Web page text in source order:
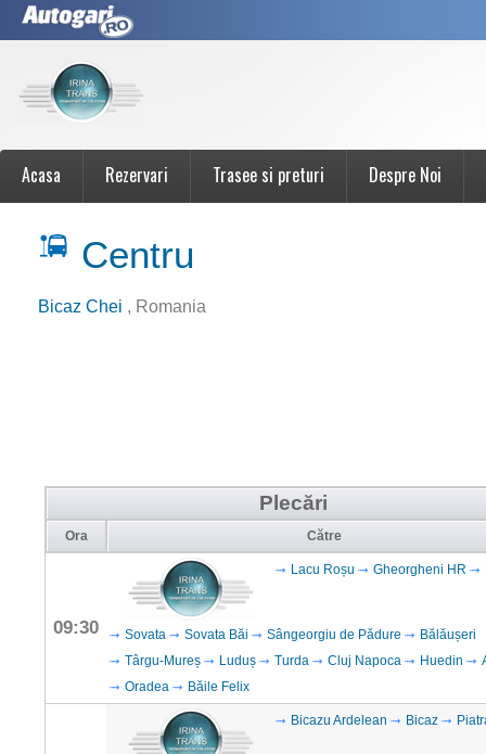
Acasa Rezervari Trasee si preturi Despre Noi
Centru
Bicaz Chei , Romania
Plecări
Ora Către
09:30
Lacu Roșu Gheorgheni HR
Sovata Sovata Băi Sângeorgiu de Pădure
Bălăușeri
Târgu-Mureș
Luduș Turda Cluj Napoca Huedin
Oradea
Băile Felix
Bicazu Ardelean Bicaz